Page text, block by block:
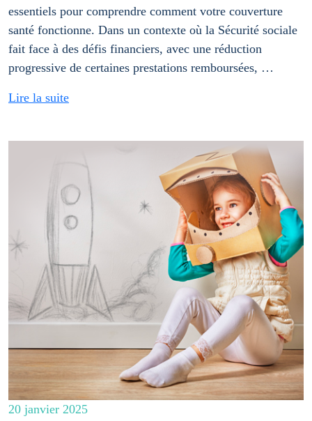
essentiels pour comprendre comment votre couverture
santé fonctionne. Dans un contexte où la Sécurité sociale
fait face à des défis financiers, avec une réduction
progressive de certaines prestations remboursées, …
Lire la suite
20 janvier 2025